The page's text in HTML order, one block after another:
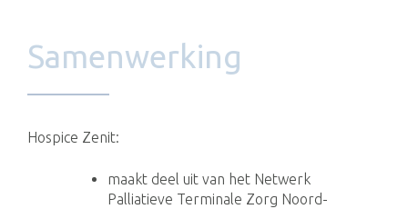
Samenwerking
Hospice Zenit:
maakt deel uit van het Netwerk
Palliatieve Terminale Zorg Noord-